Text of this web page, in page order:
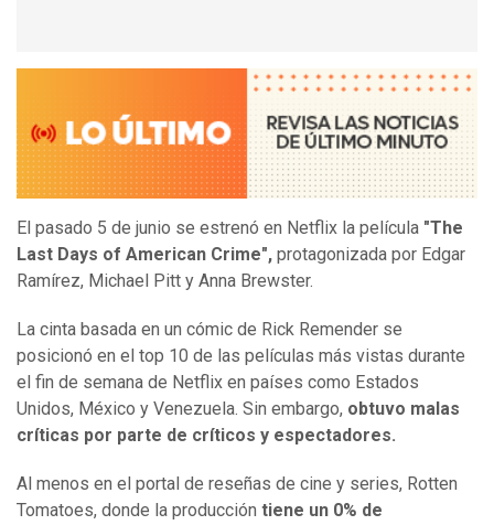
El pasado 5 de junio se estrenó en Netflix la película "The
Last Days of American Crime", protagonizada por Edgar
Ramírez, Michael Pitt y Anna Brewster.
La cinta basada en un cómic de Rick Remender se
posicionó en el top 10 de las películas más vistas durante
el fin de semana de Netflix en países como Estados
Unidos, México y Venezuela. Sin embargo, obtuvo malas
críticas por parte de críticos y espectadores.
Al menos en el portal de reseñas de cine y series, Rotten
Tomatoes, donde la producción tiene un 0% de